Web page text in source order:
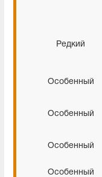
Редкий
Особенный
Особенный
Особенный
Особенный